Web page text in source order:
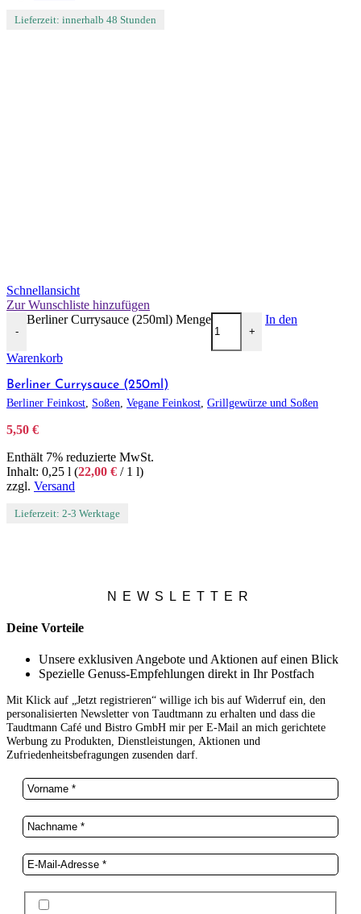
Lieferzeit: innerhalb 48 Stunden
Schnellansicht
Zur Wunschliste hinzufügen
-
Berliner Currysauce (250ml) Menge
+
In den
Warenkorb
Berliner Currysauce (250ml)
Berliner Feinkost Soßen Vegane Feinkost Grillgewürze und Soßen
5,50 €
Enthält 7% reduzierte MwSt.
Inhalt: 0,25 l (22,00 € / 1 l)
zzgl. Versand
Lieferzeit: 2-3 Werktage
NEWSLETTER
Deine Vorteile
Unsere exklusiven Angebote und Aktionen auf einen Blick
Spezielle Genuss-Empfehlungen direkt in Ihr Postfach
Mit Klick auf „Jetzt registrieren“ willige ich bis auf Widerruf ein, den
personalisierten Newsletter von Taudtmann zu erhalten und dass die
Taudtmann Café und Bistro GmbH mir per E-Mail an mich gerichtete
Werbung zu Produkten, Dienstleistungen, Aktionen und
Zufriedenheitsbefragungen zusenden darf.